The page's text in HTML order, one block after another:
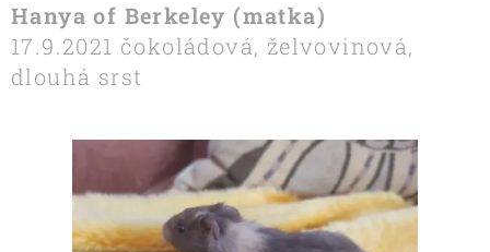
Hanya of Berkeley (matka)
17.9.2021 čokoládová, želvovinová,
dlouhá srst